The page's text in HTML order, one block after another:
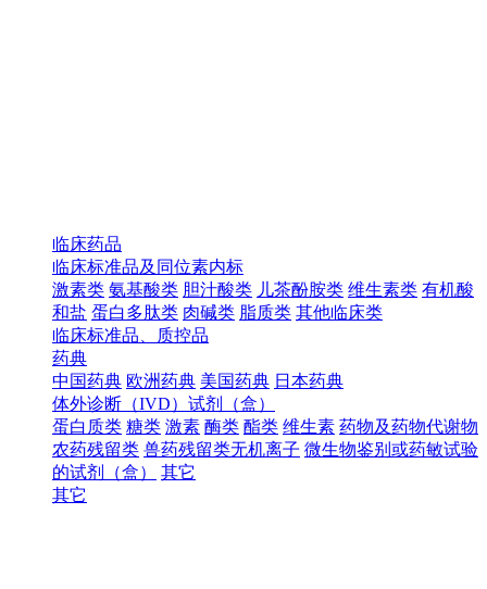
临床药品
临床标准品及同位素内标
激素类 氨基酸类 胆汁酸类 儿茶酚胺类 维生素类 有机酸
和盐 蛋白多肽类 肉碱类 脂质类 其他临床类
临床标准品、质控品
药典
中国药典 欧洲药典 美国药典 日本药典
体外诊断（IVD）试剂（盒）
蛋白质类 糖类 激素 酶类 酯类 维生素 药物及药物代谢物
农药残留类 兽药残留类无机离子 微生物鉴别或药敏试验
的试剂（盒）
其它
其它